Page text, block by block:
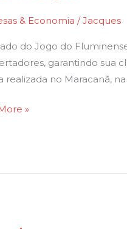
& Economia /Jacques
do Jogo do
garantindo sua
realizada no Maracanã,
»